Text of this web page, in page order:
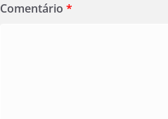
Comentário *